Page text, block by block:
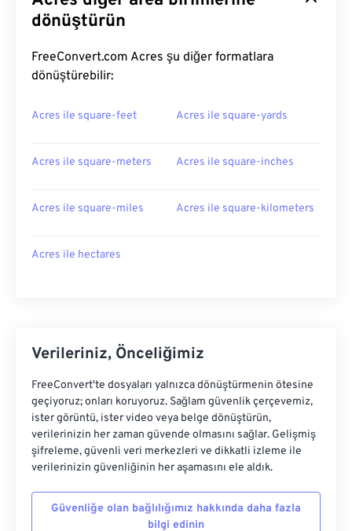
dönüştürün
FreeConvert.com Acres şu diğer formatlara
dönüştürebilir:
Acres ile square-feet Acres ile square-yards
Acres ile square-meters Acres ile square-inches
Acres ile square-miles Acres ile square-kilometers
Acres ile hectares
Verileriniz, Önceliğimiz
FreeConvert'te dosyaları yalnızca dönüştürmenin ötesine
geçiyoruz; onları koruyoruz. Sağlam güvenlik çerçevemiz,
ister görüntü, ister video veya belge dönüştürün,
verilerinizin her zaman güvende olmasını sağlar. Gelişmiş
şifreleme, güvenli veri merkezleri ve dikkatli izleme ile
verilerinizin güvenliğinin her aşamasını ele aldık.
Güvenliğe olan bağlılığımız hakkında daha fazla
bilgi edinin